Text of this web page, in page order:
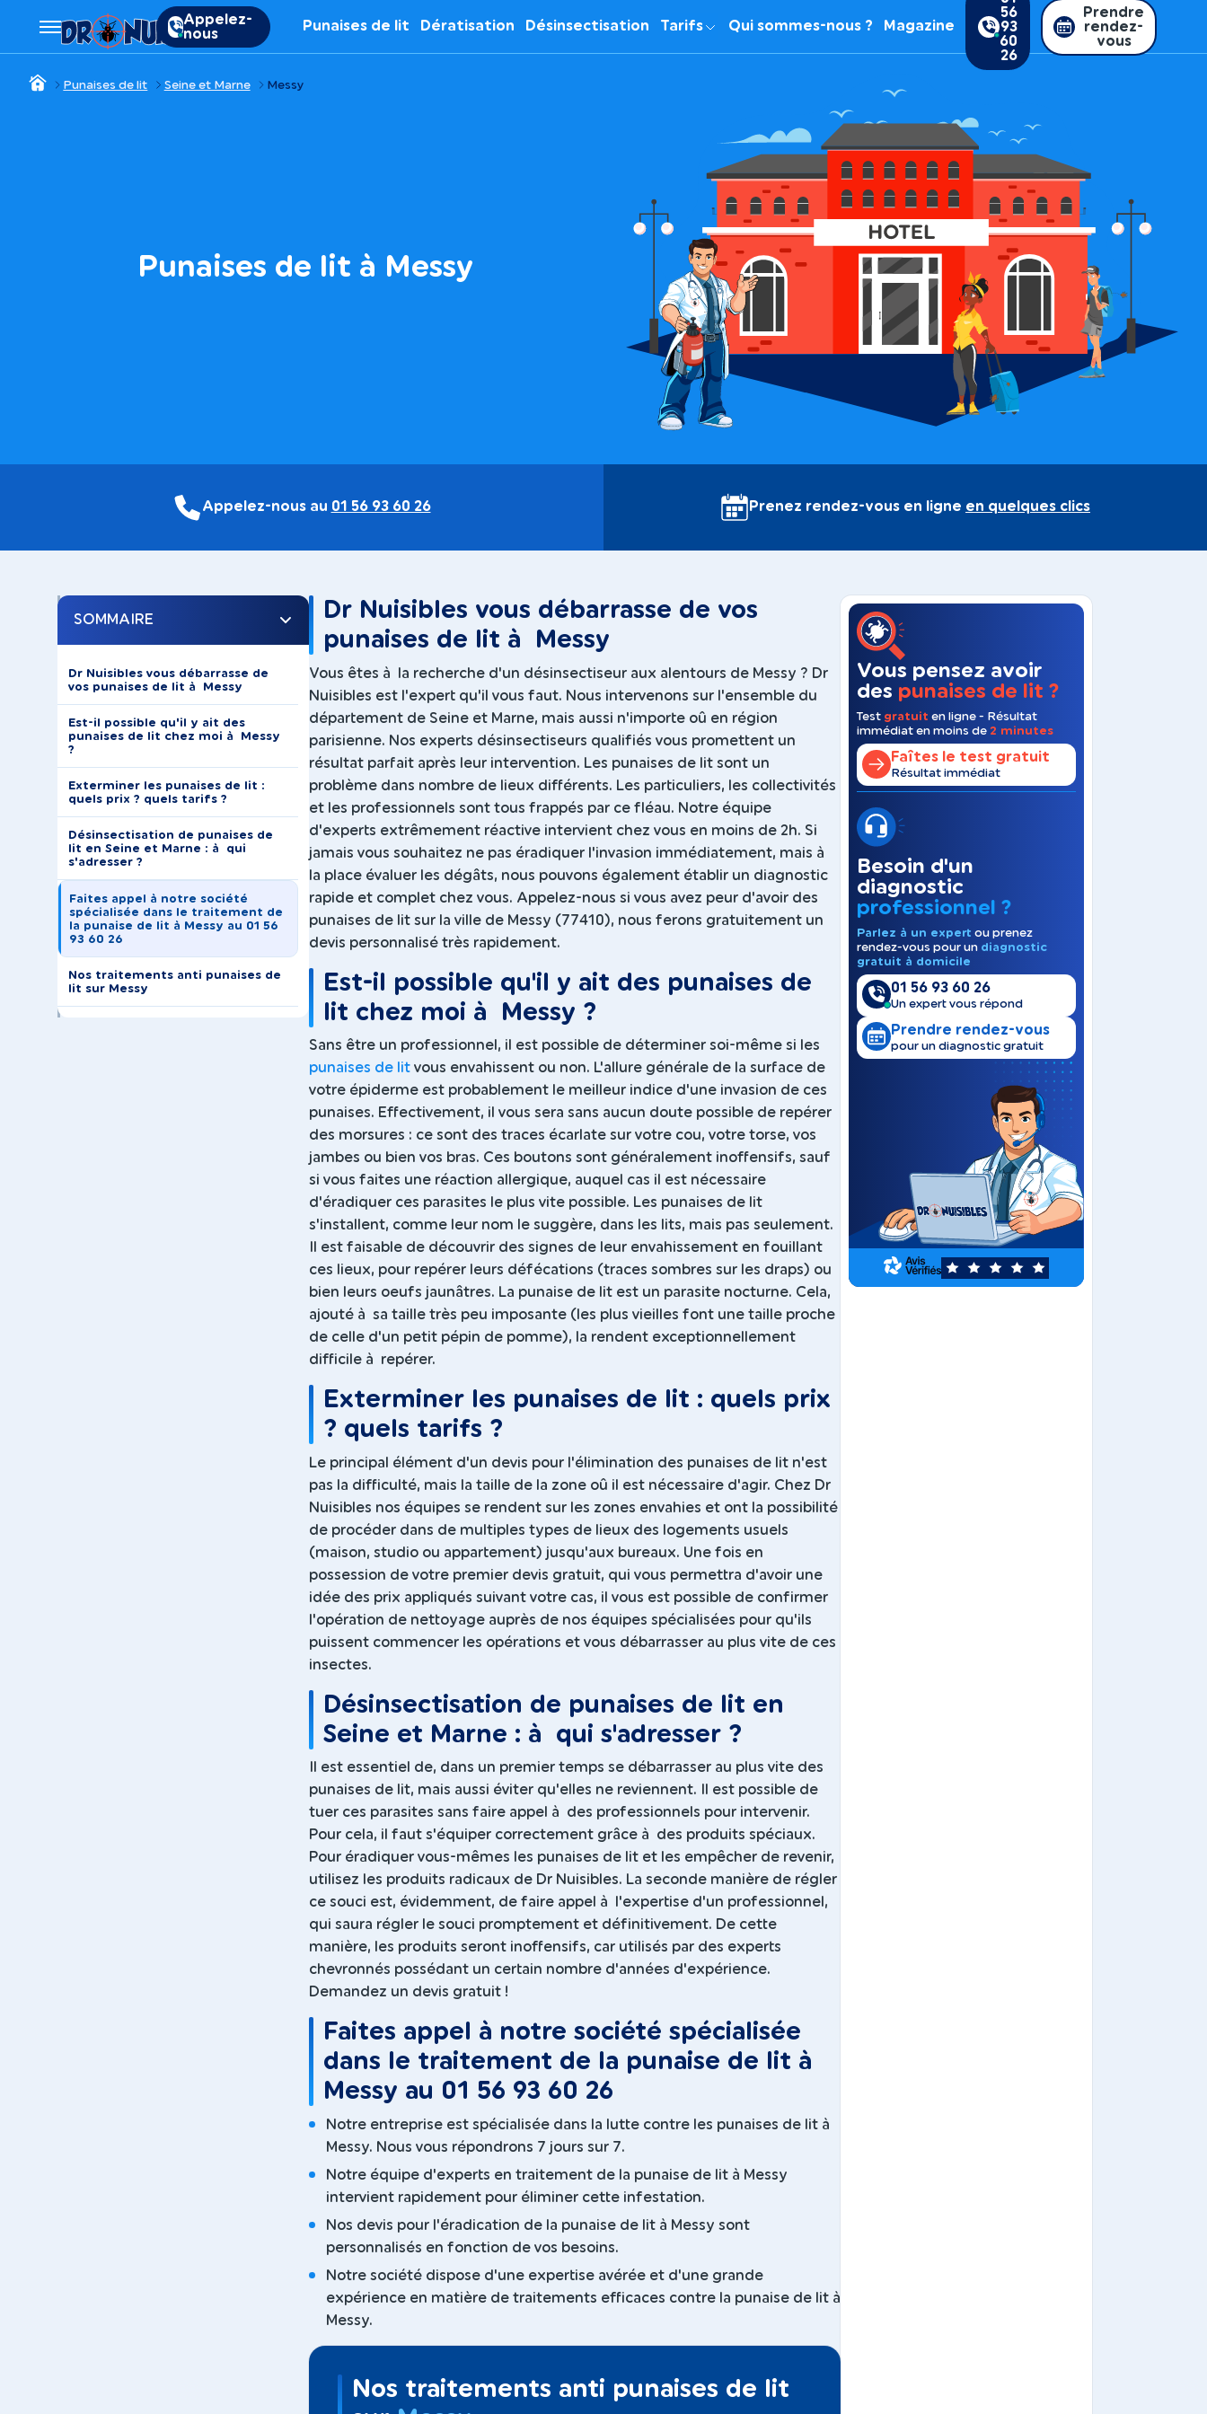
Appelez-
nous
Punaises de lit Dératisation Désinsectisation Tarifs Qui sommes-nous ? Magazine
56
93
60
26
Prendre
rendez-
vous
Punaises de lit Seine et Marne Messy
Punaises de lit à Messy
Appelez-nous au 01 56 93 60 26 Prenez rendez-vous en ligne en quelques clics
SOMMAIRE
Dr Nuisibles vous débarrasse de
vos punaises de lit à Messy
Est-il possible qu'il y ait des
punaises de lit chez moi à Messy
?
Exterminer les punaises de lit :
quels prix ? quels tarifs ?
Désinsectisation de punaises de
lit en Seine et Marne : à qui
s'adresser ?
Faites appel à notre société
spécialisée dans le traitement de
la punaise de lit à Messy au 01 56
93 60 26
Nos traitements anti punaises de
lit sur Messy
Dr Nuisibles vous débarrasse de vos
punaises de lit à Messy
Vous êtes à la recherche d'un désinsectiseur aux alentours de Messy ? Dr
Nuisibles est l'expert qu'il vous faut. Nous intervenons sur l'ensemble du
département de Seine et Marne, mais aussi n'importe oû en région
parisienne. Nos experts désinsectiseurs qualifiés vous promettent un
résultat parfait après leur intervention. Les punaises de lit sont un
problème dans nombre de lieux différents. Les particuliers, les collectivités
et les professionnels sont tous frappés par ce fléau. Notre équipe
d'experts extrêmement réactive intervient chez vous en moins de 2h. Si
jamais vous souhaitez ne pas éradiquer l'invasion immédiatement, mais à
la place évaluer les dégâts, nous pouvons également établir un diagnostic
rapide et complet chez vous. Appelez-nous si vous avez peur d'avoir des
punaises de lit sur la ville de Messy (77410), nous ferons gratuitement un
devis personnalisé très rapidement.
Est-il possible qu'il y ait des punaises de
lit chez moi à Messy ?
Sans être un professionnel, il est possible de déterminer soi-même si les
punaises de lit vous envahissent ou non. L'allure générale de la surface de
votre épiderme est probablement le meilleur indice d'une invasion de ces
punaises. Effectivement, il vous sera sans aucun doute possible de repérer
des morsures : ce sont des traces écarlate sur votre cou, votre torse, vos
jambes ou bien vos bras. Ces boutons sont généralement inoffensifs, sauf
si vous faites une réaction allergique, auquel cas il est nécessaire
d'éradiquer ces parasites le plus vite possible. Les punaises de lit
s'installent, comme leur nom le suggère, dans les lits, mais pas seulement.
Il est faisable de découvrir des signes de leur envahissement en fouillant
ces lieux, pour repérer leurs défécations (traces sombres sur les draps) ou
bien leurs oeufs jaunâtres. La punaise de lit est un parasite nocturne. Cela,
ajouté à sa taille très peu imposante (les plus vieilles font une taille proche
de celle d'un petit pépin de pomme), la rendent exceptionnellement
difficile à repérer.
Exterminer les punaises de lit : quels prix
? quels tarifs ?
Le principal élément d'un devis pour l'élimination des punaises de lit n'est
pas la difficulté, mais la taille de la zone oû il est nécessaire d'agir. Chez Dr
Nuisibles nos équipes se rendent sur les zones envahies et ont la possibilité
de procéder dans de multiples types de lieux des logements usuels
(maison, studio ou appartement) jusqu'aux bureaux. Une fois en
possession de votre premier devis gratuit, qui vous permettra d'avoir une
idée des prix appliqués suivant votre cas, il vous est possible de confirmer
l'opération de nettoyage auprès de nos équipes spécialisées pour qu'ils
puissent commencer les opérations et vous débarrasser au plus vite de ces
insectes.
Désinsectisation de punaises de lit en
Seine et Marne : à qui s'adresser ?
Il est essentiel de, dans un premier temps se débarrasser au plus vite des
punaises de lit, mais aussi éviter qu'elles ne reviennent. Il est possible de
tuer ces parasites sans faire appel à des professionnels pour intervenir.
Pour cela, il faut s'équiper correctement grâce à des produits spéciaux.
Pour éradiquer vous-mêmes les punaises de lit et les empêcher de revenir,
utilisez les produits radicaux de Dr Nuisibles. La seconde manière de régler
ce souci est, évidemment, de faire appel à l'expertise d'un professionnel,
qui saura régler le souci promptement et définitivement. De cette
manière, les produits seront inoffensifs, car utilisés par des experts
chevronnés possédant un certain nombre d'années d'expérience.
Demandez un devis gratuit !
Faites appel à notre société spécialisée
dans le traitement de la punaise de lit à
Messy au 01 56 93 60 26
Notre entreprise est spécialisée dans la lutte contre les punaises de lit à
Messy. Nous vous répondrons 7 jours sur 7.
Notre équipe d'experts en traitement de la punaise de lit à Messy
intervient rapidement pour éliminer cette infestation.
Nos devis pour l'éradication de la punaise de lit à Messy sont
personnalisés en fonction de vos besoins.
Notre société dispose d'une expertise avérée et d'une grande
expérience en matière de traitements efficaces contre la punaise de lit à
Messy.
Nos traitements anti punaises de lit
Vous pensez avoir
des punaises de lit ?
Test gratuit en ligne - Résultat
immédiat en moins de 2 minutes
Faîtes le test gratuit
Résultat immédiat
Besoin d'un
diagnostic
professionnel ?
Parlez à un expert ou prenez
rendez-vous pour un diagnostic
gratuit à domicile
01 56 93 60 26
Un expert vous répond
Prendre rendez-vous
pour un diagnostic gratuit
5